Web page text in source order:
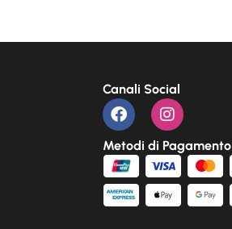
Canali Social
Metodi di Pagamento